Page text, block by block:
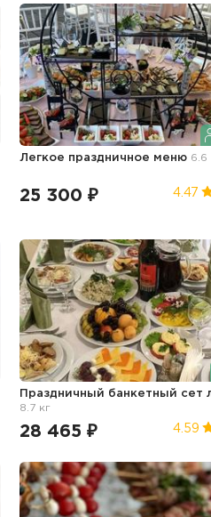
Легкое праздничное меню 6.6
25 300 ₽ 4.47
Праздничный банкетный сет
8.7 кг
28 465 ₽ 4.59